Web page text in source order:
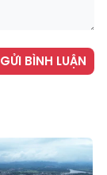
GỬI BÌNH LUẬN